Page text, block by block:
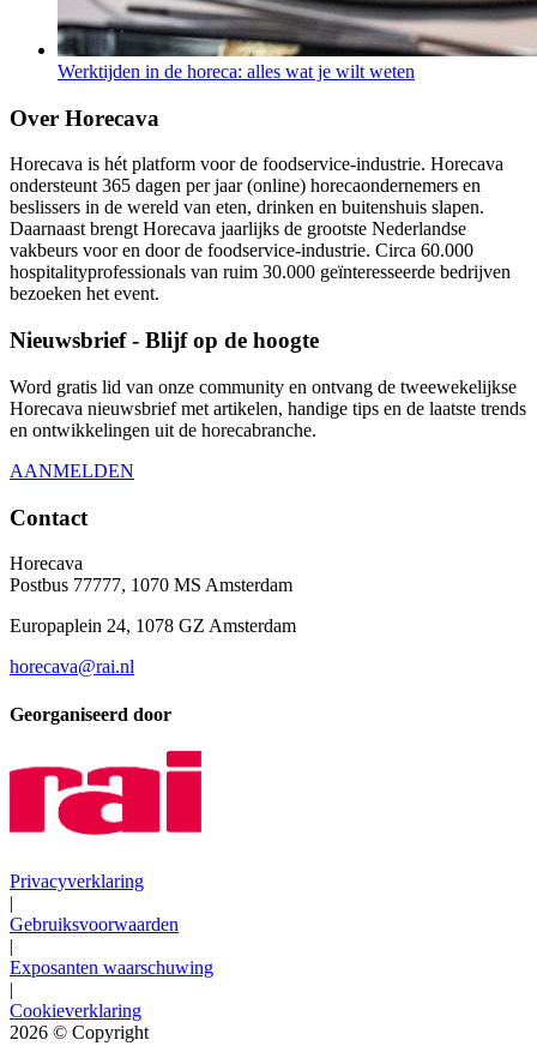
Werktijden in de horeca: alles wat je wilt weten
Over Horecava
Horecava is hét platform voor de foodservice-industrie. Horecava
ondersteunt 365 dagen per jaar (online) horecaondernemers en
beslissers in de wereld van eten, drinken en buitenshuis slapen.
Daarnaast brengt Horecava jaarlijks de grootste Nederlandse
vakbeurs voor en door de foodservice-industrie. Circa 60.000
hospitalityprofessionals van ruim 30.000 geïnteresseerde bedrijven
bezoeken het event.
Nieuwsbrief - Blijf op de hoogte
Word gratis lid van onze community en ontvang de tweewekelijkse
Horecava nieuwsbrief met artikelen, handige tips en de laatste trends
en ontwikkelingen uit de horecabranche.
AANMELDEN
Contact
Horecava
Postbus 77777, 1070 MS Amsterdam
Europaplein 24, 1078 GZ Amsterdam
horecava@rai.nl
Georganiseerd door
Privacyverklaring
|
Gebruiksvoorwaarden
|
Exposanten waarschuwing
|
Cookieverklaring
2026 © Copyright